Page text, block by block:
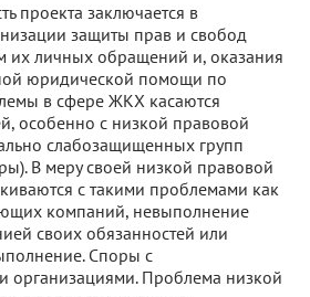
проекта заключается в
защиты прав и свобод
их личных обращений и, оказания
юридической помощи по
в сфере ЖКХ касаются
особенно с низкой правовой
слабозащищенных групп
В меру своей низкой правовой
с такими проблемами как
компаний, невыполнение
своих обязанностей или
Споры с
организациями. Проблема низкой